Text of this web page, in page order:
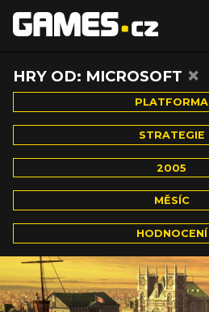
HRY OD: MICROSOFT ×
PLATFORMA
STRATEGIE
2005
MĚSÍC
HODNOCENÍ